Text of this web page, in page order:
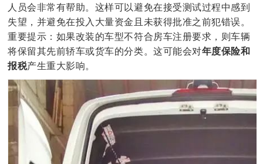
人员会非常有帮助。这样可以避免在接受测试过程中感到
失望，并避免在投入大量资金且未获得批准之前犯错误。
重要提示：如果改装的车型不符合房车注册要求，则车辆
将保留其先前轿车或货车的分类。这可能会对年度保险和
报税产生重大影响。